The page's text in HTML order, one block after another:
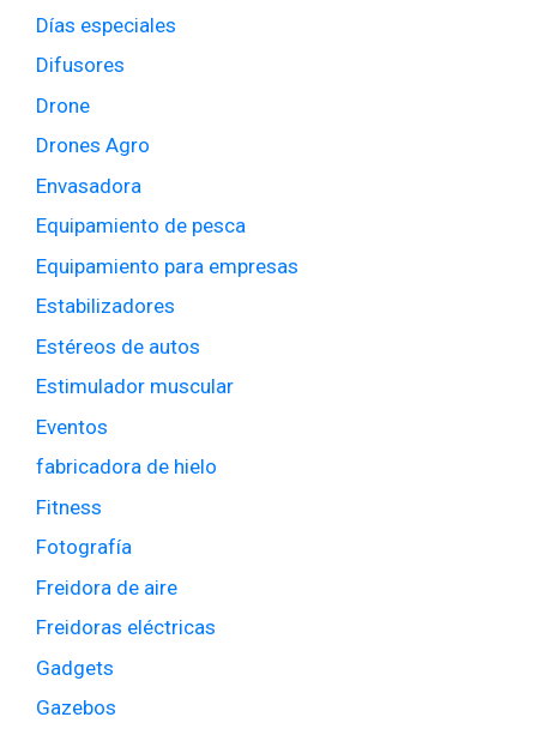
Días especiales
Difusores
Drone
Drones Agro
Envasadora
Equipamiento de pesca
Equipamiento para empresas
Estabilizadores
Estéreos de autos
Estimulador muscular
Eventos
fabricadora de hielo
Fitness
Fotografía
Freidora de aire
Freidoras eléctricas
Gadgets
Gazebos